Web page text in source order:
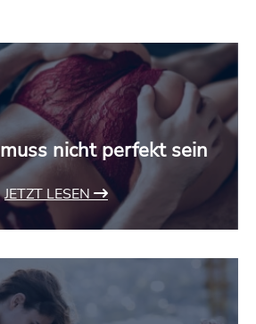
nicht perfekt sein
JETZT LESEN